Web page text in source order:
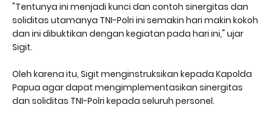
"Tentunya ini menjadi kunci dan contoh sinergitas dan
soliditas utamanya TNI-Polri ini semakin hari makin kokoh
dan ini dibuktikan dengan kegiatan pada hari ini," ujar
Sigit.
Oleh karena itu, Sigit menginstruksikan kepada Kapolda
Papua agar dapat mengimplementasikan sinergitas
dan soliditas TNI-Polri kepada seluruh personel.